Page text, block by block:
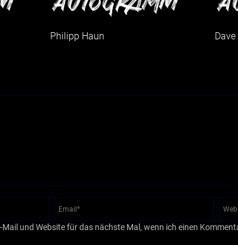
Philipp Haun
Mail und Website für das nächste Mal, wenn ich einen